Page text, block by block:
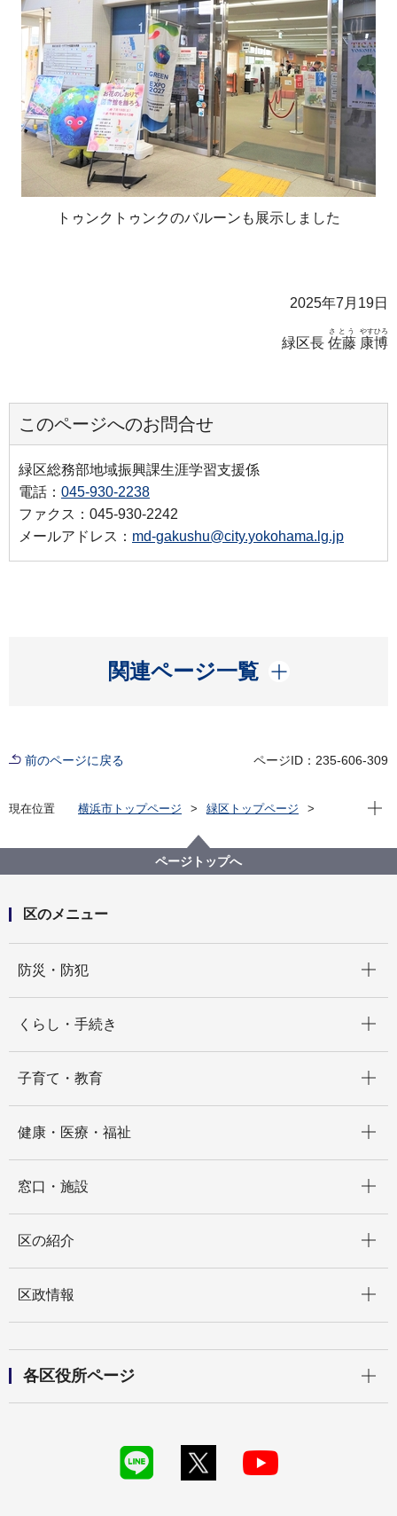
トゥンクトゥンクのバルーンも展示しました
2025年7月19日
緑区長 佐藤
さとう
康博
やすひろ
このページへのお問合せ
緑区総務部地域振興課生涯学習支援係
電話： 045-930-2238
ファクス：045-930-2242
メールアドレス： md-gakushu@city.yokohama.lg.jp
関連ページ一覧
開く
前のページに戻る ページID：235-606-309
現在位置 横浜市トップページ
緑区トップページ
【第23回】横浜創英大学との連携による「お花のしお
りで図書館を飾ろう」を開催しました！
現在
ページトップへ
区のメニュー
防災・防犯
くらし・手続き
子育て・教育
健康・医療・福祉
窓口・施設
区の紹介
区政情報
各区役所ページ